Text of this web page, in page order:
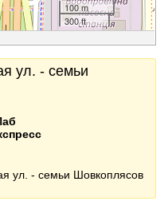
100 m
300 ft
ул. - семьи
ул. - семьи Шовкоплясов